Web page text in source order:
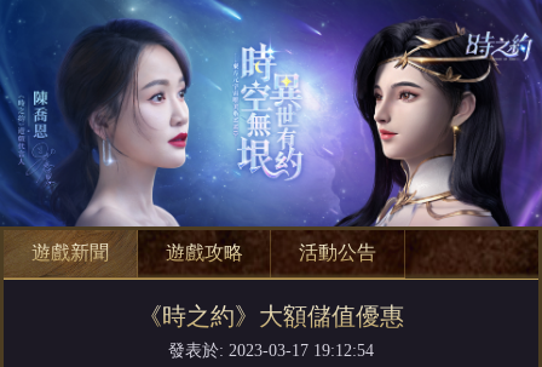
遊戲新聞 遊戲攻略 活動公告
《時之約》大額儲值優惠
發表於: 2023-03-17 19:12:54